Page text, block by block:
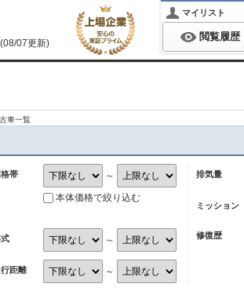
07更新)
マイリスト
閲覧履歴
車一覧
帯 ～
本体価格で絞り込む
～
距離 ～
排気量
ミッション
修復歴